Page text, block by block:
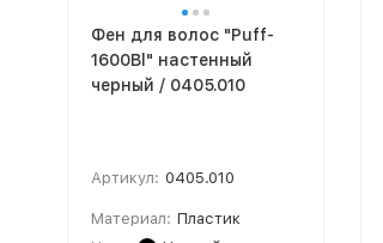
Фен для волос "Puff-
1600Bl" настенный
черный / 0405.010
Артикул: 0405.010
Материал: Пластик